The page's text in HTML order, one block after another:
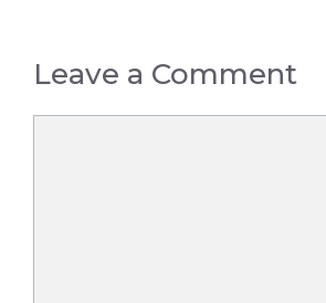
Leave a Comment